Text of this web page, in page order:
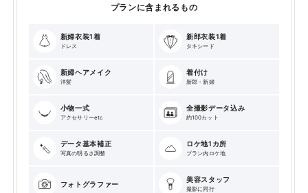
プランに含まれるもの
新婦衣装1着
ドレス
新郎衣装1着
タキシード
新婦ヘアメイク
洋髪
着付け
新郎・新婦
小物一式
アクセサリーetc
全撮影データ込み
約100カット
データ基本補正
写真の明るさ調整
ロケ地1カ所
プラン内ロケ地
フォトグラファー
美容スタッフ
撮影に同行